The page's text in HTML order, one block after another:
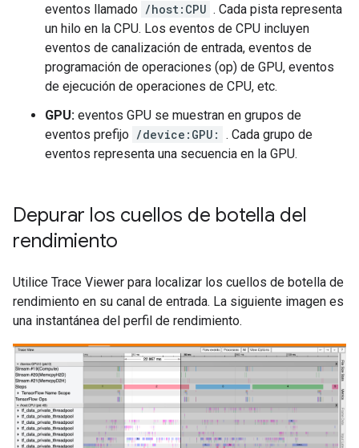
eventos llamado /host:CPU . Cada pista representa
un hilo en la CPU. Los eventos de CPU incluyen
eventos de canalización de entrada, eventos de
programación de operaciones (op) de GPU, eventos
de ejecución de operaciones de CPU, etc.
GPU: eventos GPU se muestran en grupos de
eventos prefijo /device:GPU:
. Cada grupo de
eventos representa una secuencia en la GPU.
Depurar los cuellos de botella del
rendimiento
Utilice Trace Viewer para localizar los cuellos de botella de
rendimiento en su canal de entrada. La siguiente imagen es
una instantánea del perfil de rendimiento.